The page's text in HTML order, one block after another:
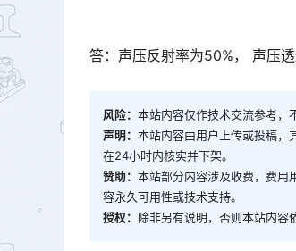
答：声压反射率为50%， 声压透
风险： 本站内容仅作技术交流参考，
声明： 本站内容由用户上传或投稿，
在24小时内核实并下架。
赞助： 本站部分内容涉及收费，费用
容永久可用性或技术支持。
授权： 除非另有说明，否则本站内容